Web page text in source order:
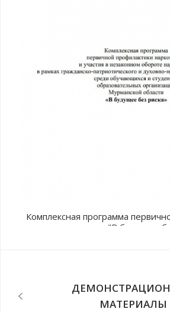
Комплексная программа
наркомании "В будущее
МАТЕРИАЛЫ